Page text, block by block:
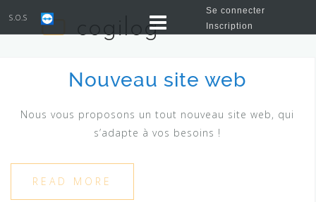
S.O.S
Se connecter
Inscription
cogilog
Nouveau site web
Nous vous proposons un tout nouveau site web, qui
s’adapte à vos besoins !
READ MORE